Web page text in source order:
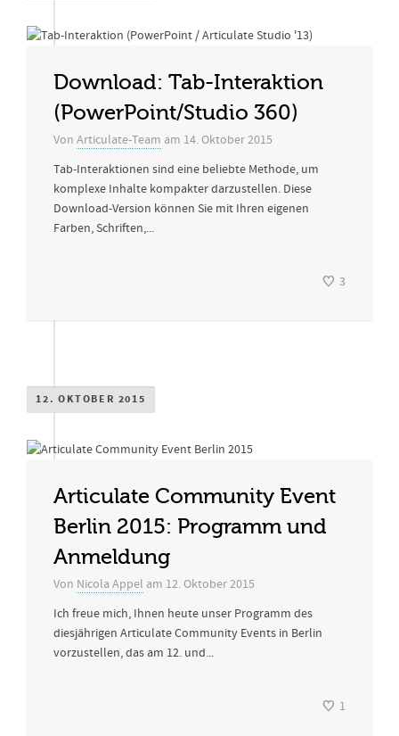
Download: Tab-Interaktion
(PowerPoint/Studio 360)
Von Articulate-Team am 14. Oktober 2015
Tab-Interaktionen sind eine beliebte Methode, um
komplexe Inhalte kompakter darzustellen. Diese
Download-Version können Sie mit Ihren eigenen
Farben, Schriften,...
3
12. OKTOBER 2015
Articulate Community Event
Berlin 2015: Programm und
Anmeldung
Von Nicola Appel am 12. Oktober 2015
Ich freue mich, Ihnen heute unser Programm des
diesjährigen Articulate Community Events in Berlin
vorzustellen, das am 12. und...
1